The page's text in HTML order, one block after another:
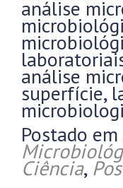
análise
análise
superfície,
Postado em
Ciência,